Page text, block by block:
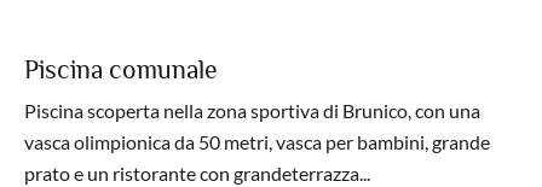
Piscina comunale
Piscina scoperta nella zona sportiva di Brunico, con una
vasca olimpionica da 50 metri, vasca per bambini, grande
prato e un ristorante con grandeterrazza...